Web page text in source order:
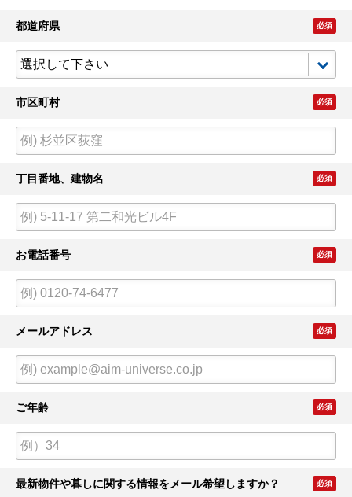
必須
都道府県
必須
市区町村
必須
丁目番地、建物名
必須
お電話番号
必須
メールアドレス
必須
ご年齢
必須
最新物件や暮しに関する情報をメール希望しますか？